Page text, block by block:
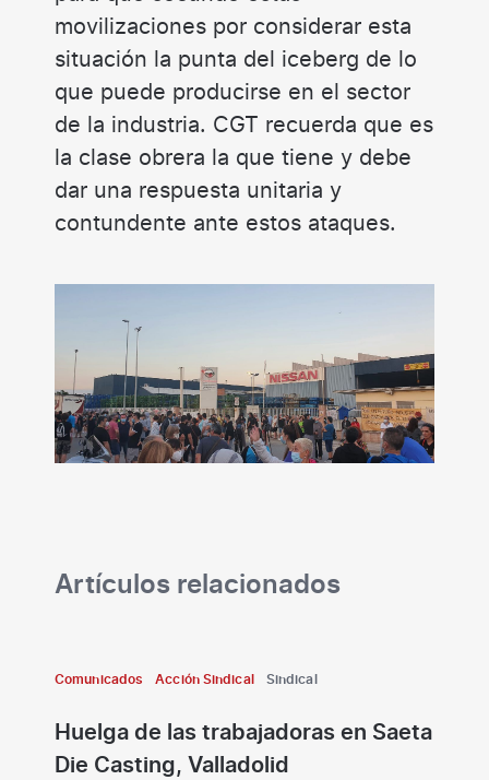
movilizaciones por considerar esta
situación la punta del iceberg de lo
que puede producirse en el sector
de la industria. CGT recuerda que es
la clase obrera la que tiene y debe
dar una respuesta unitaria y
contundente ante estos ataques.
Artículos relacionados
Comunicados Acción Sindical Sindical
Huelga de las trabajadoras en Saeta
Die Casting, Valladolid